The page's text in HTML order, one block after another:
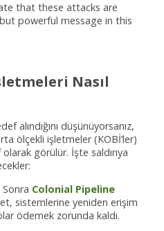
that these attacks are
powerful message in this
Nasıl
alındığını düşünüyorsanız,
ölçekli işletmeler (KOBİ’ler)
görülür. İşte saldırıya
Sonra Colonial Pipeline
sistemlerine yeniden erişim
ödemek zorunda kaldı.